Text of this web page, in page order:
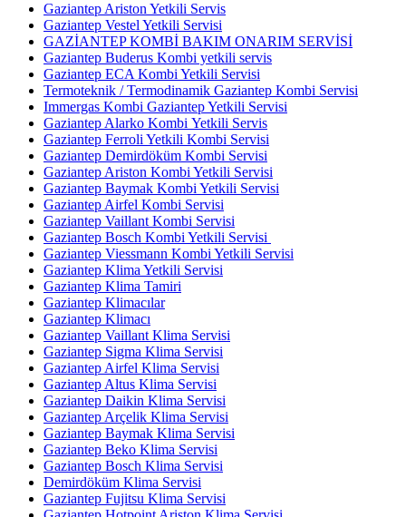
Gaziantep Ariston Yetkili Servis
Gaziantep Vestel Yetkili Servisi
GAZİANTEP KOMBİ BAKIM ONARIM SERVİSİ
Gaziantep Buderus Kombi yetkili servis
Gaziantep ECA Kombi Yetkili Servisi
Termoteknik / Termodinamik Gaziantep Kombi Servisi
Immergas Kombi Gaziantep Yetkili Servisi
Gaziantep Alarko Kombi Yetkili Servis
Gaziantep Ferroli Yetkili Kombi Servisi
Gaziantep Demirdöküm Kombi Servisi
Gaziantep Ariston Kombi Yetkili Servisi
Gaziantep Baymak Kombi Yetkili Servisi
Gaziantep Airfel Kombi Servisi
Gaziantep Vaillant Kombi Servisi
Gaziantep Bosch Kombi Yetkili Servisi
Gaziantep Viessmann Kombi Yetkili Servisi
Gaziantep Klima Yetkili Servisi
Gaziantep Klima Tamiri
Gaziantep Klimacılar
Gaziantep Klimacı
Gaziantep Vaillant Klima Servisi
Gaziantep Sigma Klima Servisi
Gaziantep Airfel Klima Servisi
Gaziantep Altus Klima Servisi
Gaziantep Daikin Klima Servisi
Gaziantep Arçelik Klima Servisi
Gaziantep Baymak Klima Servisi
Gaziantep Beko Klima Servisi
Gaziantep Bosch Klima Servisi
Demirdöküm Klima Servisi
Gaziantep Fujitsu Klima Servisi